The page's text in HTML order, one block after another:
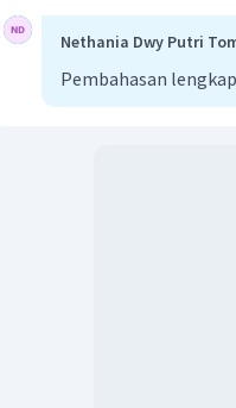
Nethania Dwy Putri
Pembahasan